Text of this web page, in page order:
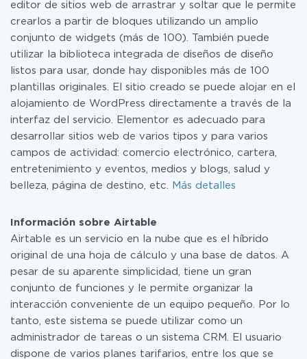
editor de sitios web de arrastrar y soltar que le permite
crearlos a partir de bloques utilizando un amplio
conjunto de widgets (más de 100). También puede
utilizar la biblioteca integrada de diseños de diseño
listos para usar, donde hay disponibles más de 100
plantillas originales. El sitio creado se puede alojar en el
alojamiento de WordPress directamente a través de la
interfaz del servicio. Elementor es adecuado para
desarrollar sitios web de varios tipos y para varios
campos de actividad: comercio electrónico, cartera,
entretenimiento y eventos, medios y blogs, salud y
belleza, página de destino, etc.
Más detalles
Información sobre Airtable
Airtable es un servicio en la nube que es el híbrido
original de una hoja de cálculo y una base de datos. A
pesar de su aparente simplicidad, tiene un gran
conjunto de funciones y le permite organizar la
interacción conveniente de un equipo pequeño. Por lo
tanto, este sistema se puede utilizar como un
administrador de tareas o un sistema CRM. El usuario
dispone de varios planes tarifarios, entre los que se